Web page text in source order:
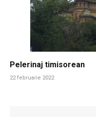
Pelerinaj timisorean
22 februarie 2022